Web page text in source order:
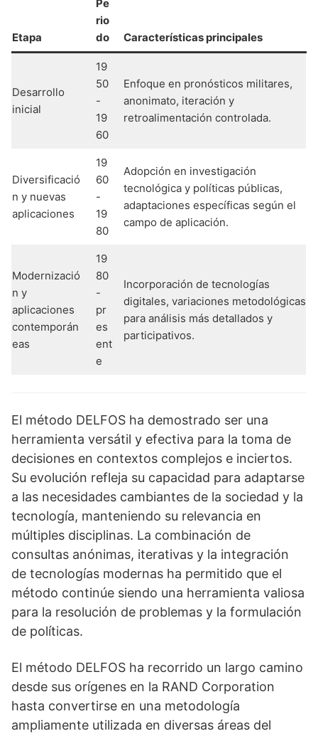
Etapa
Pe
rio
do
Características principales
Desarrollo
inicial
19
50
-
19
60
Enfoque en pronósticos militares,
anonimato, iteración y
retroalimentación controlada.
Diversificació
n y nuevas
aplicaciones
19
60
-
19
80
Adopción en investigación
tecnológica y políticas públicas,
adaptaciones específicas según el
campo de aplicación.
Modernizació
n y
aplicaciones
contemporán
eas
19
80
-
pr
es
ent
e
Incorporación de tecnologías
digitales, variaciones metodológicas
para análisis más detallados y
participativos.
El método DELFOS ha demostrado ser una
herramienta versátil y efectiva para la toma de
decisiones en contextos complejos e inciertos.
Su evolución refleja su capacidad para adaptarse
a las necesidades cambiantes de la sociedad y la
tecnología, manteniendo su relevancia en
múltiples disciplinas. La combinación de
consultas anónimas, iterativas y la integración
de tecnologías modernas ha permitido que el
método continúe siendo una herramienta valiosa
para la resolución de problemas y la formulación
de políticas.
El método DELFOS ha recorrido un largo camino
desde sus orígenes en la RAND Corporation
hasta convertirse en una metodología
ampliamente utilizada en diversas áreas del